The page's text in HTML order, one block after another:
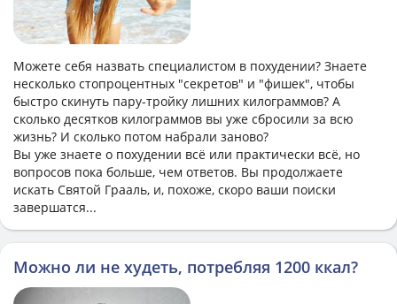
Можете себя назвать специалистом в похудении? Знаете
несколько стопроцентных "секретов" и "фишек", чтобы
быстро скинуть пару-тройку лишних килограммов? А
сколько десятков килограммов вы уже сбросили за всю
жизнь? И сколько потом набрали заново?
Вы уже знаете о похудении всё или практически всё, но
вопросов пока больше, чем ответов. Вы продолжаете
искать Святой Грааль, и, похоже, скоро ваши поиски
завершатся...
Можно ли не худеть, потребляя 1200 ккал?